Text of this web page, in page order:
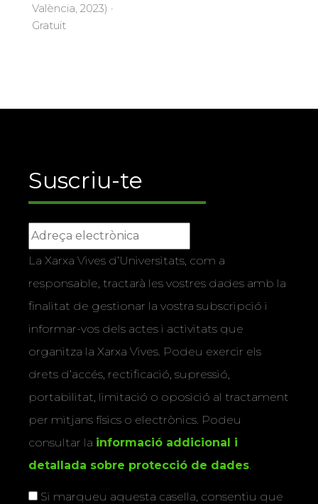
València, 2023) ·
Gratuït
Suscriu-te
La Xarxa Vives d’Universitats, com a
responsable, tractarà les vostres dades amb la
finalitat de gestionar la vostra subscripció i
informar-vos dels actes i activitats que
organitza la Xarxa Vives. Podeu exercir els
drets d’accés, rectificació, supressió,
portabilitat, limitació o oposició al tractament
per mitjans físics o electrònics. Podeu
consultar la informació addicional i
detallada sobre protecció de dades.
Si marqueu aquesta casella, consentiu que